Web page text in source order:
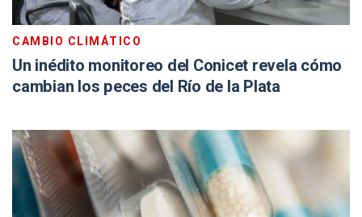
CAMBIO CLIMÁTICO
Un inédito monitoreo del Conicet revela cómo
cambian los peces del Río de la Plata